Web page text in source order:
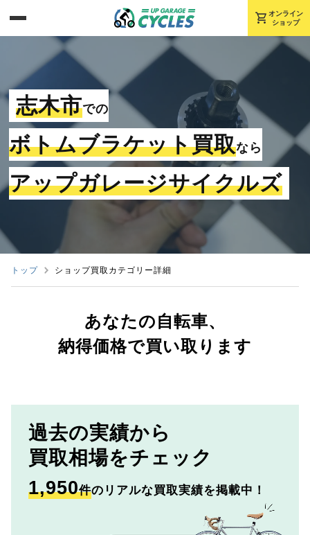
shopping_cart オンライン
ショップ
志木市での
ボトムブラケット買取なら
アップガレージサイクルズ
トップ ショップ買取カテゴリー詳細
あなたの自転車、
納得価格で買い取ります
過去の実績から
買取相場をチェック
1,950件のリアルな買取実績を掲載中！